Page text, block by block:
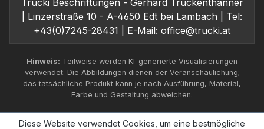
Trucki Beschriftungen - Gerhard Truckenthanner
| Linzerstraße 10 - A-4650 Edt bei Lambach | Tel:
+43(0)7245-28431 | E-Mail: office@trucki.at
Hinweis: Teilweise werden KI-generierte Visualisierungen
verwendet. Die Abbildungen dienen der Veranschaulichung;
das tatsächliche Produkt kann je nach Ausführung, Material,
Farbe und Gestaltung abweichen.
Diese Website verwendet Cookies, um eine bestmögliche